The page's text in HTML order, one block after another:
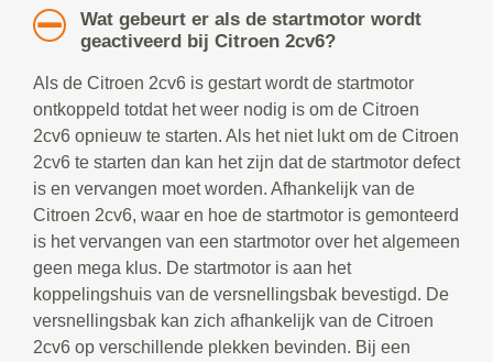
Wat gebeurt er als de startmotor wordt
geactiveerd bij Citroen 2cv6?
Als de Citroen 2cv6 is gestart wordt de startmotor
ontkoppeld totdat het weer nodig is om de Citroen
2cv6 opnieuw te starten. Als het niet lukt om de Citroen
2cv6 te starten dan kan het zijn dat de startmotor defect
is en vervangen moet worden. Afhankelijk van de
Citroen 2cv6, waar en hoe de startmotor is gemonteerd
is het vervangen van een startmotor over het algemeen
geen mega klus. De startmotor is aan het
koppelingshuis van de versnellingsbak bevestigd. De
versnellingsbak kan zich afhankelijk van de Citroen
2cv6 op verschillende plekken bevinden. Bij een